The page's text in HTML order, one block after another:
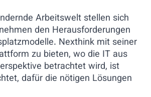
Arbeitswelt stellen sich
den Herausforderungen
Nexthink mit seiner
zu bieten, wo die IT aus
betrachtet wird, ist
dafür die nötigen Lösungen